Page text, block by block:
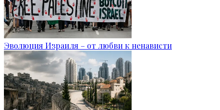
Эволюция Израиля – от любви к ненависти